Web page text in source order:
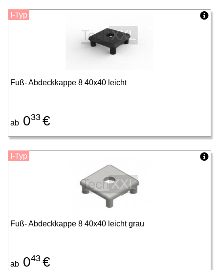
Fuß- Abdeckkappe 8 40x40 leicht
ab 033 €
I-Typ
Fuß- Abdeckkappe 8 40x40 leicht grau
ab 043 €
I-Typ